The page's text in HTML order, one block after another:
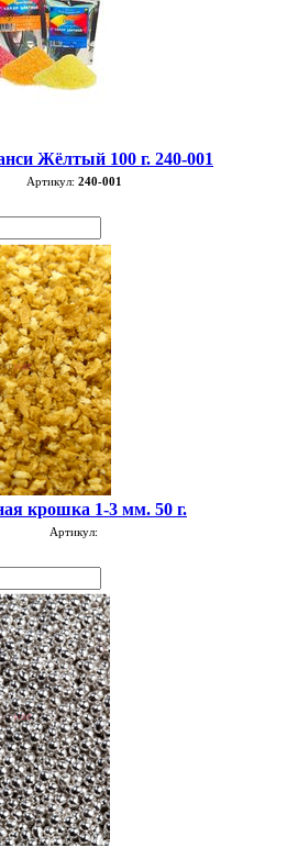
Жёлтый 100 г. 240-001
Артикул: 240-001
крошка 1-3 мм. 50 г.
Артикул: